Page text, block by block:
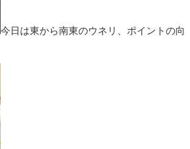
今日は東から南東のウネリ、ポイントの向